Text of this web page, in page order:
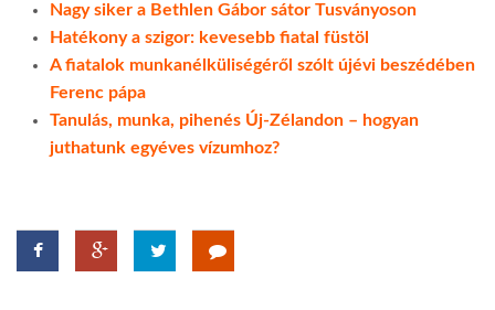
Nagy siker a Bethlen Gábor sátor Tusványoson
Hatékony a szigor: kevesebb fiatal füstöl
A fiatalok munkanélküliségéről szólt újévi beszédében
Ferenc pápa
Tanulás, munka, pihenés Új-Zélandon – hogyan
juthatunk egyéves vízumhoz?